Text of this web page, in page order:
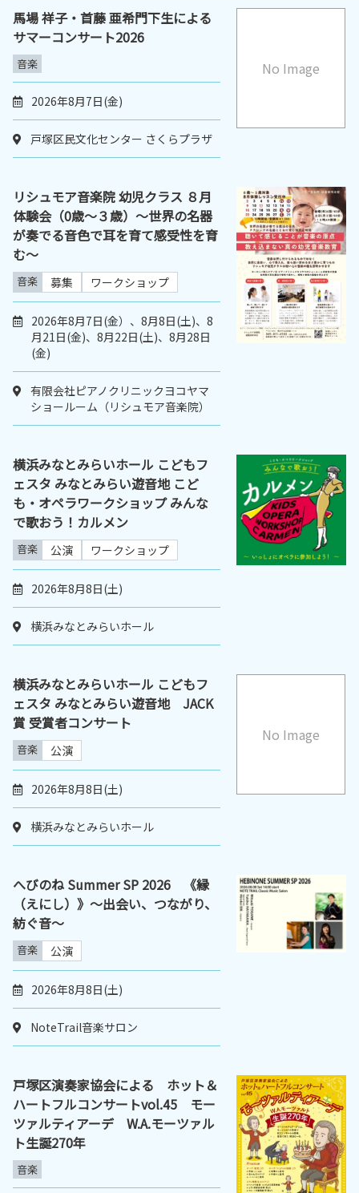
No Image
馬場 祥子・首藤 亜希門下生による
サマーコンサート2026
音楽
2026年8月7日(金)
戸塚区民文化センター さくらプラザ
リシュモア音楽院 幼児クラス ８月
体験会（0歳～３歳）～世界の名器
が奏でる音色で耳を育て感受性を育
む～
音楽 募集 ワークショップ
2026年8月7日(金）、8月8日(土)、8
月21日(金)、8月22日(土)、8月28日
(金)
有限会社ピアノクリニックヨコヤマ
ショールーム（リシュモア音楽院）
横浜みなとみらいホール こどもフ
ェスタ みなとみらい遊音地 こど
も・オペラワークショップ みんな
で歌おう！カルメン
音楽 公演 ワークショップ
2026年8月8日(土)
横浜みなとみらいホール
No Image
横浜みなとみらいホール こどもフ
ェスタ みなとみらい遊音地 JACK
賞 受賞者コンサート
音楽 公演
2026年8月8日(土)
横浜みなとみらいホール
へびのね Summer SP 2026 《縁
（えにし）》〜出会い、つながり、
紡ぐ音〜
音楽 公演
2026年8月8日(土)
NoteTrail音楽サロン
戸塚区演奏家協会による ホット＆
ハートフルコンサートvol.45 モー
ツァルティアーデ W.A.モーツァル
ト生誕270年
音楽